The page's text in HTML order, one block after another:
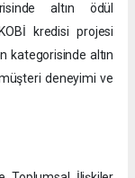
altın ödül
kredisi projesi
kategorisinde altın
deneyimi ve